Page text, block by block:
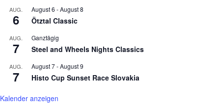
AUG.
6
August 6 -August 8
Ötztal Classic
AUG.
7
Ganztägig
Steel and Wheels Nights Classics
AUG.
7
August 7-August 9
Histo Cup Sunset Race Slovakia
Kalender anzeigen